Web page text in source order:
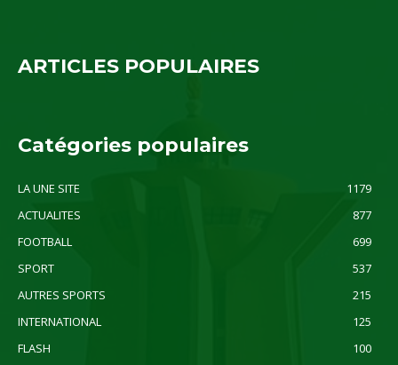
ARTICLES POPULAIRES
Catégories populaires
LA UNE SITE
1179
ACTUALITES
877
FOOTBALL
699
SPORT
537
AUTRES SPORTS
215
INTERNATIONAL
125
FLASH
100